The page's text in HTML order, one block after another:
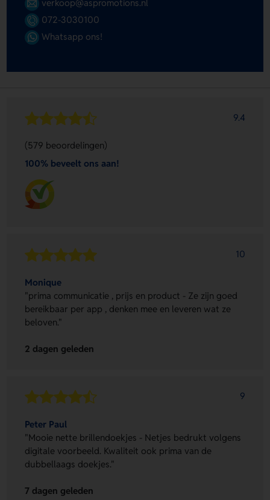
verkoop@aspromotions.nl
072-3030100
Whatsapp ons!
9.4
(579 beoordelingen)
100% beveelt ons aan!
10
Monique
"prima communicatie , prijs en product - Ze zijn goed
bereikbaar per app , denken mee en leveren wat ze
beloven."
2 dagen geleden
9
Peter Paul
"Mooie nette brillendoekjes - Netjes bedrukt volgens
digitale voorbeeld. Kwaliteit ook prima van de
dubbellaags doekjes."
7 dagen geleden